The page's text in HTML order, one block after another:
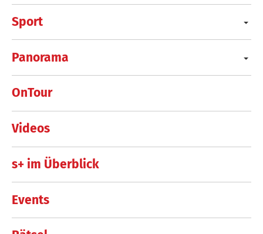
Sport
Panorama
OnTour
Videos
s+ im Überblick
Events